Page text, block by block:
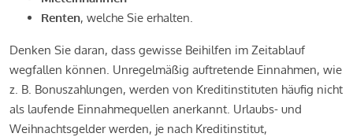
Renten, welche Sie erhalten.
Denken Sie daran, dass gewisse Beihilfen im Zeitablauf
wegfallen können. Unregelmäßig auftretende Einnahmen, wie
z. B. Bonuszahlungen, werden von Kreditinstituten häufig nicht
als laufende Einnahmequellen anerkannt. Urlaubs- und
Weihnachtsgelder werden, je nach Kreditinstitut,